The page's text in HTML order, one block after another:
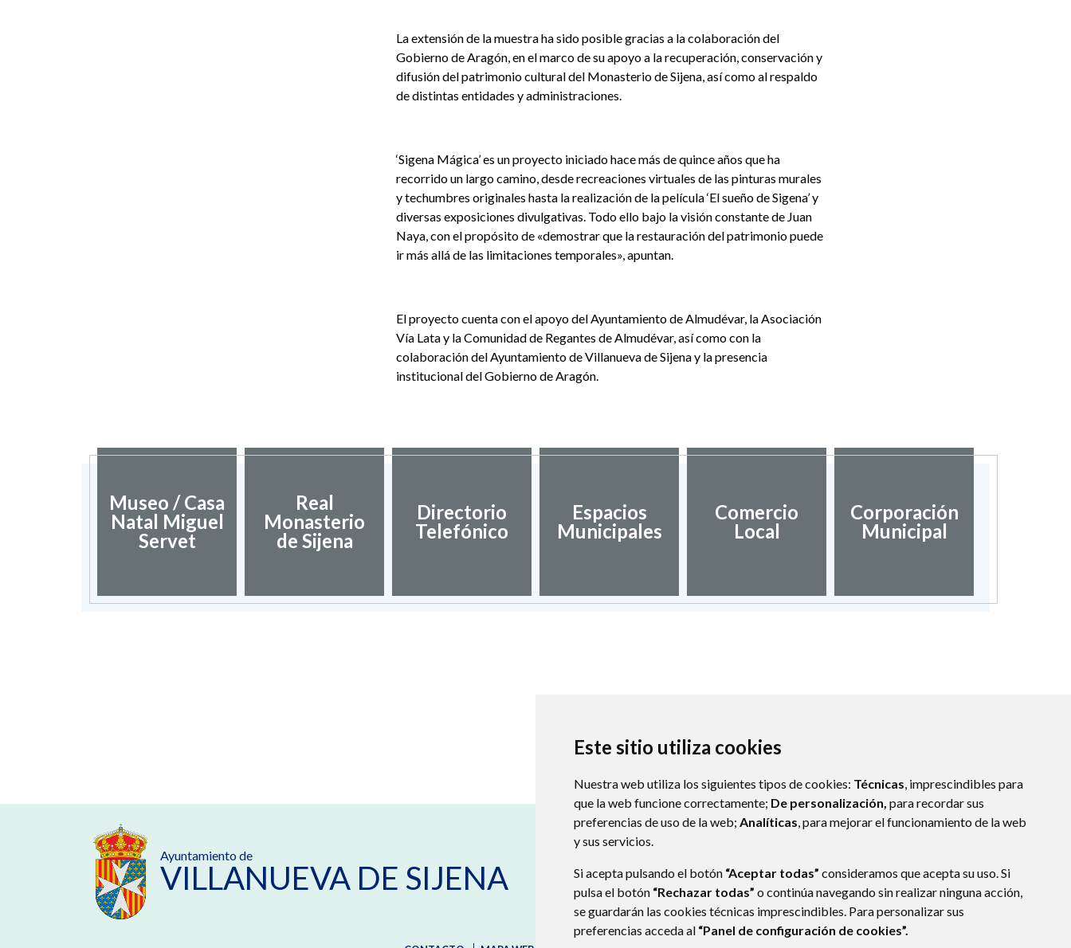
Este sitio utiliza cookies
Nuestra web utiliza los siguientes tipos de cookies: Técnicas, imprescindibles para
que la web funcione correctamente; De personalización, para recordar sus
preferencias de uso de la web; Analíticas, para mejorar el funcionamiento de la web
y sus servicios.
Si acepta pulsando el botón “Aceptar todas” consideramos que acepta su uso. Si
pulsa el botón “Rechazar todas” o continúa navegando sin realizar ninguna acción,
se guardarán las cookies técnicas imprescindibles. Para personalizar sus
preferencias acceda al “Panel de configuración de cookies”.
La extensión de la muestra ha sido posible gracias a la colaboración del
Gobierno de Aragón, en el marco de su apoyo a la recuperación, conservación y
difusión del patrimonio cultural del Monasterio de Sijena, así como al respaldo
de distintas entidades y administraciones.
‘Sigena Mágica’ es un proyecto iniciado hace más de quince años que ha
recorrido un largo camino, desde recreaciones virtuales de las pinturas murales
y techumbres originales hasta la realización de la película ‘El sueño de Sigena’ y
diversas exposiciones divulgativas. Todo ello bajo la visión constante de Juan
Naya, con el propósito de «demostrar que la restauración del patrimonio puede
ir más allá de las limitaciones temporales», apuntan.
El proyecto cuenta con el apoyo del Ayuntamiento de Almudévar, la Asociación
Vía Lata y la Comunidad de Regantes de Almudévar, así como con la
colaboración del Ayuntamiento de Villanueva de Sijena y la presencia
institucional del Gobierno de Aragón.
Museo / Casa
Natal Miguel
Servet
Real
Monasterio
de Sijena
Directorio
Telefónico
Espacios
Municipales
Comercio
Local
Corporación
Municipal
Ayuntamiento de
VILLANUEVA DE SIJENA
Plaza España s/n
974578137
aytovillanueva@monegros.net